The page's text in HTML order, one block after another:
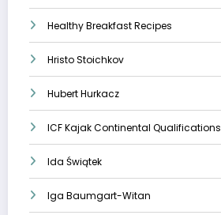
Healthy Breakfast Recipes
Hristo Stoichkov
Hubert Hurkacz
ICF Kajak Continental Qualifications
Ida Świątek
Iga Baumgart-Witan